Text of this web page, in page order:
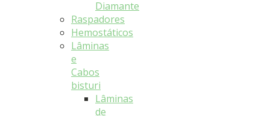
Diamante
Raspadores
Hemostáticos
Lâminas
e
Cabos
bisturi
Lâminas
de